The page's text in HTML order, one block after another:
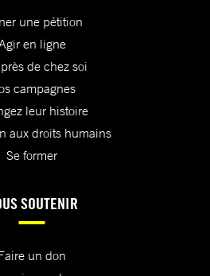
une pétition
en ligne
de chez soi
campagnes
leur histoire
aux droits humains
Se former
SOUTENIR
un don